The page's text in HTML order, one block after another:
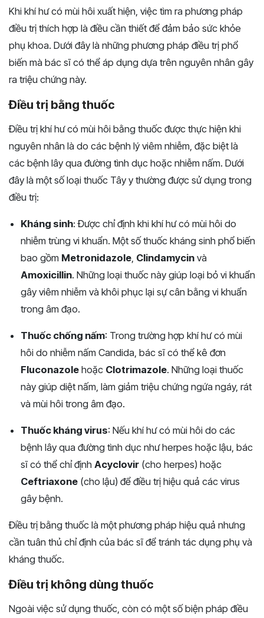
Khi khí hư có mùi hôi xuất hiện, việc tìm ra phương pháp
điều trị thích hợp là điều cần thiết để đảm bảo sức khỏe
phụ khoa. Dưới đây là những phương pháp điều trị phổ
biến mà bác sĩ có thể áp dụng dựa trên nguyên nhân gây
ra triệu chứng này.
Điều trị bằng thuốc
Điều trị khí hư có mùi hôi bằng thuốc được thực hiện khi
nguyên nhân là do các bệnh lý viêm nhiễm, đặc biệt là
các bệnh lây qua đường tình dục hoặc nhiễm nấm. Dưới
đây là một số loại thuốc Tây y thường được sử dụng trong
điều trị:
Kháng sinh: Được chỉ định khi khí hư có mùi hôi do
nhiễm trùng vi khuẩn. Một số thuốc kháng sinh phổ biến
bao gồm Metronidazole Clindamycin và
Amoxicillin. Những loại thuốc này giúp loại bỏ vi khuẩn
gây viêm nhiễm và khôi phục lại sự cân bằng vi khuẩn
trong âm đạo.
Thuốc chống nấm: Trong trường hợp khí hư có mùi
hôi do nhiễm nấm Candida, bác sĩ có thể kê đơn
Fluconazole hoặc Clotrimazole. Những loại thuốc
này giúp diệt nấm, làm giảm triệu chứng ngứa ngáy, rát
và mùi hôi trong âm đạo.
Thuốc kháng virus: Nếu khí hư có mùi hôi do các
bệnh lây qua đường tình dục như herpes hoặc lậu, bác
sĩ có thể chỉ định Acyclovir (cho herpes) hoặc
Ceftriaxone (cho lậu) để điều trị hiệu quả các virus
gây bệnh.
Điều trị bằng thuốc là một phương pháp hiệu quả nhưng
cần tuân thủ chỉ định của bác sĩ để tránh tác dụng phụ và
kháng thuốc.
Điều trị không dùng thuốc
Ngoài việc sử dụng thuốc, còn có một số biện pháp điều